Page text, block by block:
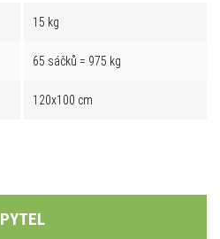
15 kg
65 sáčků = 975 kg
120x100 cm
PYTEL